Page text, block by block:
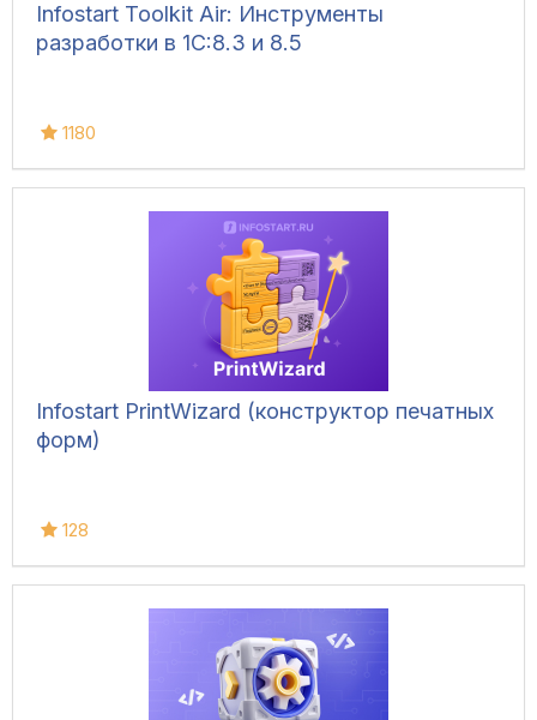
Infostart Toolkit Air: Инструменты
разработки в 1С:8.3 и 8.5
1180
Infostart PrintWizard (конструктор печатных
форм)
128